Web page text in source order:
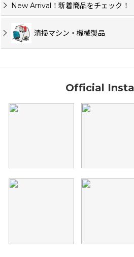
New Arrival！新着商品をチェック！
清掃マシン・機械製品
Official